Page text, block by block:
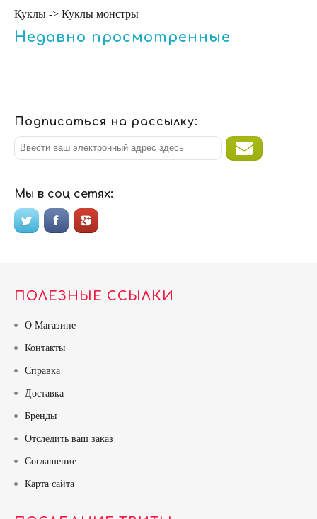
Куклы -> Куклы монстры
Недавно просмотренные
Подписаться на рассылку:
Мы в соц сетях:
ПОЛЕЗНЫЕ ССЫЛКИ
О Магазине
Контакты
Справка
Доставка
Бренды
Отследить ваш заказ
Соглашение
Карта сайта